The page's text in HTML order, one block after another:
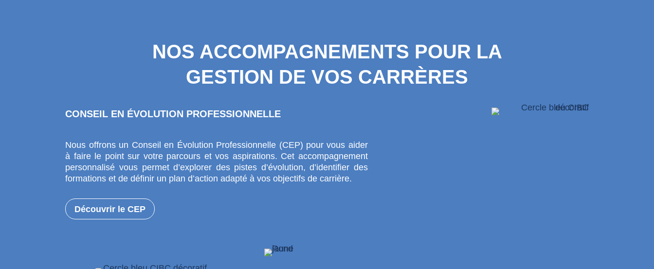
NOS ACCOMPAGNEMENTS POUR LA
GESTION DE VOS CARRÈRES
CONSEIL EN ÉVOLUTION PROFESSIONNELLE
Nous offrons un Conseil en Évolution Professionnelle (CEP) pour vous aider
à faire le point sur votre parcours et vos aspirations. Cet accompagnement
personnalisé vous permet d’explorer des pistes d’évolution, d’identifier des
formations et de définir un plan d’action adapté à vos objectifs de carrière.
Découvrir le CEP